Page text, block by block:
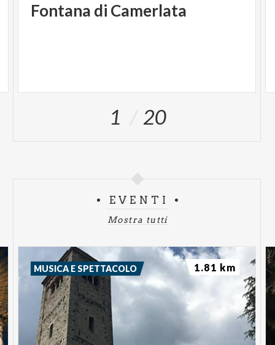
Fontana di Camerlata
1 20
EVENTI
Mostra tutti
MUSICA E SPETTACOLO 1.81 km